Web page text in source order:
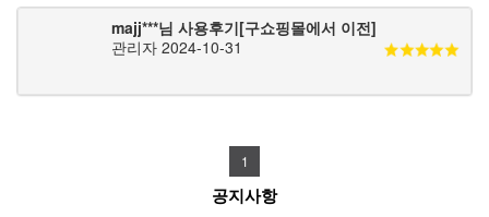
majj***님 사용후기[구쇼핑몰에서 이전]
관리자 2024-10-31
1
공지사항